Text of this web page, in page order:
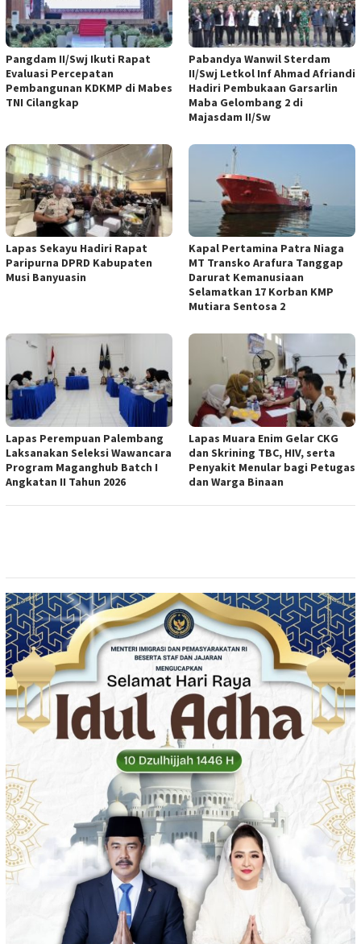
Pangdam II/Swj Ikuti Rapat
Evaluasi Percepatan
Pembangunan KDKMP di Mabes
TNI Cilangkap
Pabandya Wanwil Sterdam
II/Swj Letkol Inf Ahmad Afriandi
Hadiri Pembukaan Garsarlin
Maba Gelombang 2 di
Majasdam II/Sw
Lapas Sekayu Hadiri Rapat
Paripurna DPRD Kabupaten
Musi Banyuasin
Kapal Pertamina Patra Niaga
MT Transko Arafura Tanggap
Darurat Kemanusiaan
Selamatkan 17 Korban KMP
Mutiara Sentosa 2
Lapas Perempuan Palembang
Laksanakan Seleksi Wawancara
Program Maganghub Batch I
Angkatan II Tahun 2026
Lapas Muara Enim Gelar CKG
dan Skrining TBC, HIV, serta
Penyakit Menular bagi Petugas
dan Warga Binaan